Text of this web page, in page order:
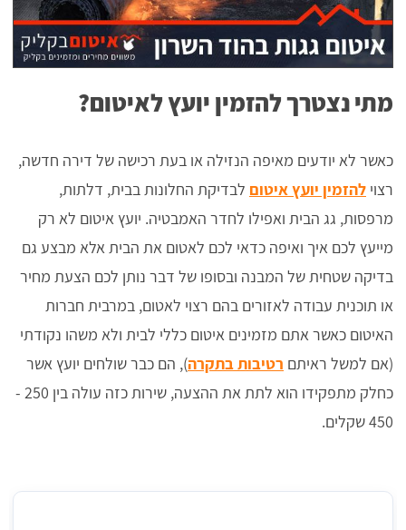
מתי נצטרך להזמין יועץ לאיטום?
כאשר לא יודעים מאיפה הנזילה או בעת רכישה של דירה חדשה,
רצוי להזמין יועץ איטום לבדיקת החלונות בבית, דלתות,
מרפסות, גג הבית ואפילו לחדר האמבטיה. יועץ איטום לא רק
מייעץ לכם איך ואיפה כדאי לכם לאטום את הבית אלא מבצע גם
בדיקה שטחית של המבנה ובסופו של דבר נותן לכם הצעת מחיר
או תוכנית עבודה לאזורים בהם רצוי לאטום, במרבית חברות
האיטום כאשר אתם מזמינים איטום כללי לבית ולא משהו נקודתי
(אם למשל ראיתם רטיבות בתקרה), הם כבר שולחים יועץ אשר
כחלק מתפקידו הוא לתת את ההצעה, שירות כזה עולה בין 250 -
450 שקלים.